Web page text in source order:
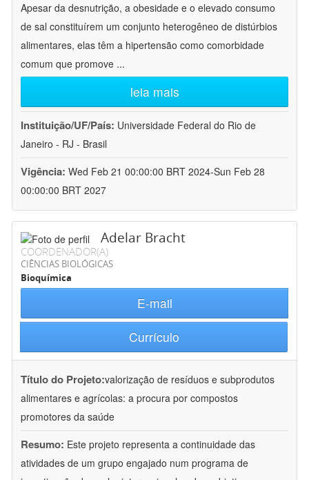
Apesar da desnutrição, a obesidade e o elevado consumo
de sal constituírem um conjunto heterogêneo de distúrbios
alimentares, elas têm a hipertensão como comorbidade
comum que promove ...
leia mais
Instituição/UF/País: Universidade Federal do Rio de
Janeiro - RJ - Brasil
Vigência: Wed Feb 21 00:00:00 BRT 2024-Sun Feb 28
00:00:00 BRT 2027
Adelar Bracht
COORDENADOR(A)
CIÊNCIAS BIOLÓGICAS
Bioquímica
E-mail
Currículo
Título do Projeto:valorização de resíduos e subprodutos
alimentares e agrícolas: a procura por compostos
promotores da saúde
Resumo: Este projeto representa a continuidade das
atividades de um grupo engajado num programa de